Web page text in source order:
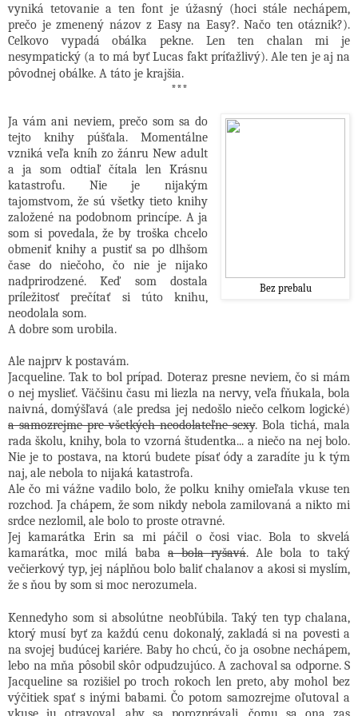
vyniká tetovanie a ten font je úžasný (hoci stále nechápem,
prečo je zmenený názov z Easy na Easy?. Načo ten otáznik?).
Celkovo vypadá obálka pekne. Len ten chalan mi je
nesympatický (a to má byť Lucas fakt príťažlivý). Ale ten je aj na
pôvodnej obálke. A táto je krajšia.
***
Bez prebalu
Ja vám ani neviem, prečo som sa do
tejto knihy púšťala. Momentálne
vzniká veľa kníh zo žánru New adult
a ja som odtiaľ čítala len Krásnu
katastrofu. Nie je nijakým
tajomstvom, že sú všetky tieto knihy
založené na podobnom princípe. A ja
som si povedala, že by troška chcelo
obmeniť knihy a pustiť sa po dlhšom
čase do niečoho, čo nie je nijako
nadprirodzené. Keď som dostala
príležitosť prečítať si túto knihu,
neodolala som.
A dobre som urobila.
Ale najprv k postavám.
Jacqueline. Tak to bol prípad. Doteraz presne neviem, čo si mám
o nej myslieť. Väčšinu času mi liezla na nervy, veľa fňukala, bola
naivná, domýšľavá (ale predsa jej nedošlo niečo celkom logické)
a samozrejme pre všetkých neodolateľne sexy. Bola tichá, mala
rada školu, knihy, bola to vzorná študentka... a niečo na nej bolo.
Nie je to postava, na ktorú budete písať ódy a zaradíte ju k tým
naj, ale nebola to nijaká katastrofa.
Ale čo mi vážne vadilo bolo, že polku knihy omieľala vkuse ten
rozchod. Ja chápem, že som nikdy nebola zamilovaná a nikto mi
srdce nezlomil, ale bolo to proste otravné.
Jej kamarátka Erin sa mi páčil o čosi viac. Bola to skvelá
kamarátka, moc milá baba a bola ryšavá. Ale bola to taký
večierkový typ, jej náplňou bolo baliť chalanov a akosi si myslím,
že s ňou by som si moc nerozumela.
Kennedyho som si absolútne neobľúbila. Taký ten typ chalana,
ktorý musí byť za každú cenu dokonalý, zakladá si na povesti a
na svojej budúcej kariére. Baby ho chcú, čo ja osobne nechápem,
lebo na mňa pôsobil skôr odpudzujúco. A zachoval sa odporne. S
Jacqueline sa rozišiel po troch rokoch len preto, aby mohol bez
výčitiek spať s inými babami. Čo potom samozrejme oľutoval a